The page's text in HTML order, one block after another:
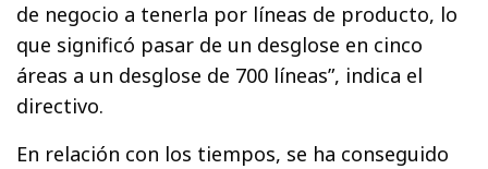
de negocio a tenerla por líneas de producto, lo
que significó pasar de un desglose en cinco
áreas a un desglose de 700 líneas”, indica el
directivo.
En relación con los tiempos, se ha conseguido